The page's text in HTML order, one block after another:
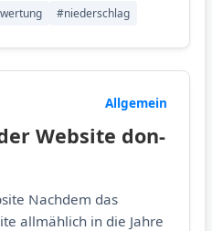
#niederschlag
Allgemein
Website don-
Nachdem das
allmählich in die Jahre